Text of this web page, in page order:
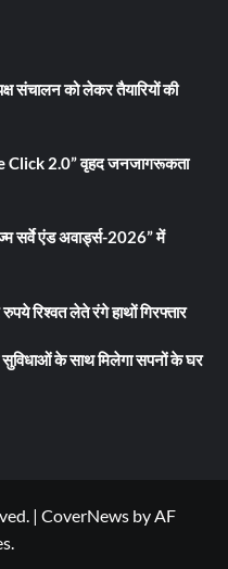
संचालन को लेकर तैयारियों की
Click 2.0” वृहद जनजागरूकता
सर्वे एंड अवार्ड्स-2026” में
रिश्वत लेते रंगे हाथों गिरफ्तार
के साथ मिलेगा सपनों के घर
| CoverNews by AF